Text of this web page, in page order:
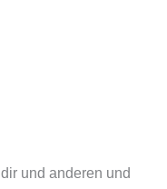
und anderen und